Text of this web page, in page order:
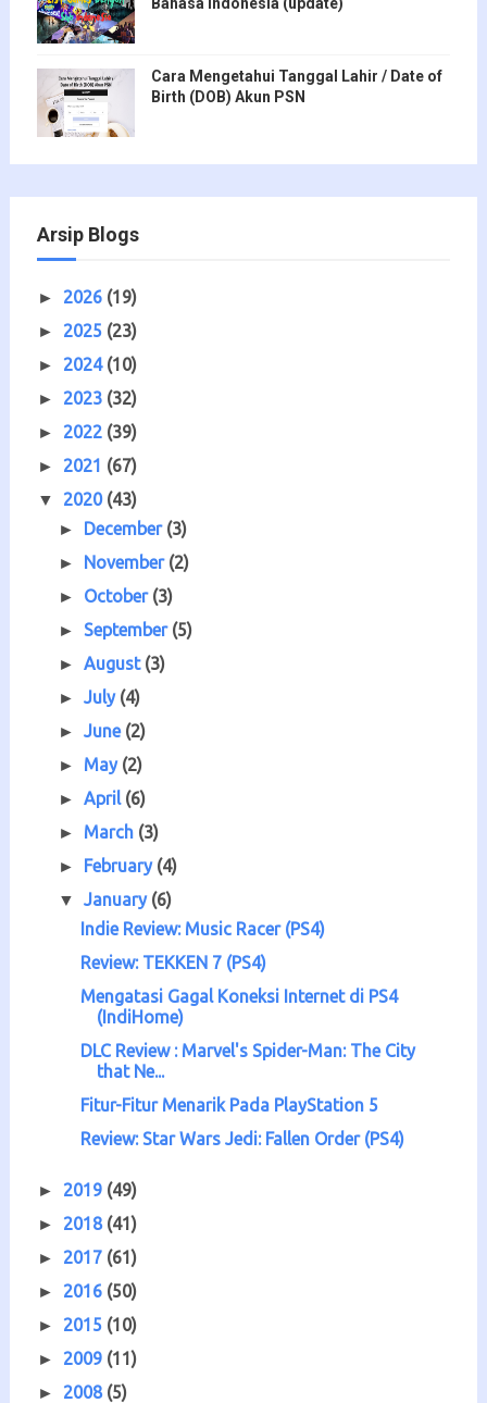
Cara Mengetahui Tanggal Lahir / Date of
Birth (DOB) Akun PSN
Arsip Blogs
► 2026 (19)
► 2025 (23)
► 2024 (10)
► 2023 (32)
► 2022 (39)
► 2021 (67)
▼ 2020 (43)
► December (3)
► November (2)
► October (3)
►September (5)
►August (3)
►July (4)
►June (2)
► May (2)
►April (6)
► March (3)
► February (4)
▼January (6)
Indie Review: Music Racer (PS4)
Review: TEKKEN 7 (PS4)
Mengatasi Gagal Koneksi Internet di PS4
(IndiHome)
DLC Review : Marvel's Spider-Man: The City
that Ne...
Fitur-Fitur Menarik Pada PlayStation 5
Review: Star Wars Jedi: Fallen Order (PS4)
► 2019 (49)
► 2018 (41)
► 2017 (61)
► 2016 (50)
► 2015 (10)
► 2009 (11)
► 2008 (5)